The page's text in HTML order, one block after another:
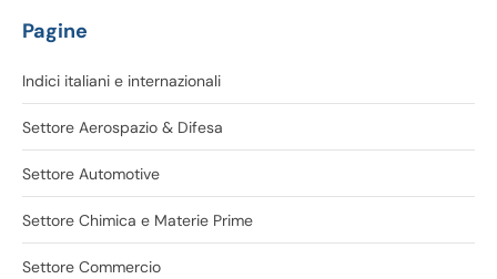
Pagine
Indici italiani e internazionali
Settore Aerospazio & Difesa
Settore Automotive
Settore Chimica e Materie Prime
Settore Commercio